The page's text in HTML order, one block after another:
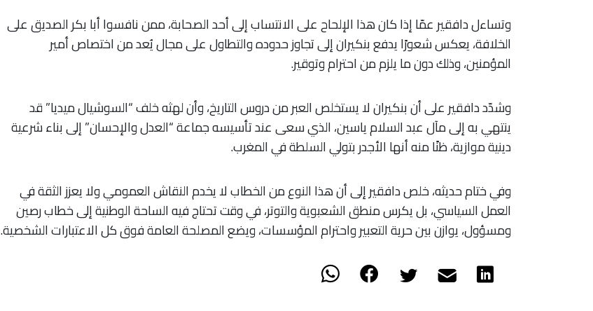
وتساءل دافقير عمّا إذا كان هذا الإلحاح على الانتساب إلى أحد الصحابة، ممن نافسوا أبا بكر الصديق على
الخلافة، يعكس شعورًا يدفع بنكيران إلى تجاوز حدوده والتطاول على مجال يُعد من اختصاص أمير
المؤمنين، وذلك دون ما يلزم من احترام وتوقير.
وشدّد دافقير على أن بنكيران لا يستخلص العبر من دروس التاريخ، وأن لهثه خلف “السوشيال ميديا” قد
ينتهي به إلى مآل عبد السلام ياسين، الذي سعى عند تأسيسه جماعة “العدل والإحسان” إلى بناء شرعية
دينية موازية، ظنًا منه أنها الأجدر بتولي السلطة في المغرب.
وفي ختام حديثه، خلص دافقير إلى أن هذا النوع من الخطاب لا يخدم النقاش العمومي ولا يعزز الثقة في
العمل السياسي، بل يكرس منطق الشعبوية والتوتر، في وقت تحتاج فيه الساحة الوطنية إلى خطاب رصين
ومسؤول، يوازن بين حرية التعبير واحترام المؤسسات، ويضع المصلحة العامة فوق كل الاعتبارات الشخصية.